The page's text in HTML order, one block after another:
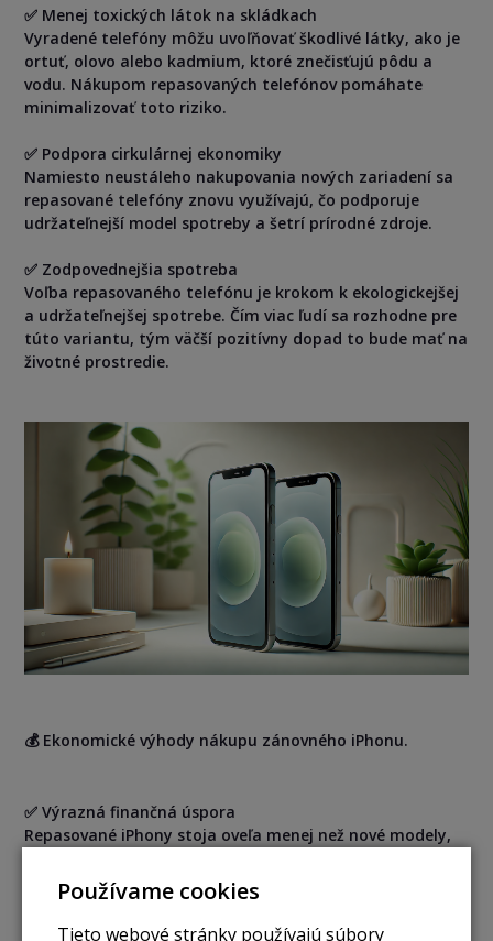
✅ Menej toxických látok na skládkach
Vyradené telefóny môžu uvoľňovať škodlivé látky, ako je
ortuť, olovo alebo kadmium, ktoré znečisťujú pôdu a
vodu. Nákupom repasovaných telefónov pomáhate
minimalizovať toto riziko.
✅ Podpora cirkulárnej ekonomiky
Namiesto neustáleho nakupovania nových zariadení sa
repasované telefóny znovu využívajú, čo podporuje
udržateľnejší model spotreby a šetrí prírodné zdroje.
✅ Zodpovednejšia spotreba
Voľba repasovaného telefónu je krokom k ekologickejšej
a udržateľnejšej spotrebe. Čím viac ľudí sa rozhodne pre
túto variantu, tým väčší pozitívny dopad to bude mať na
životné prostredie.
💰 Ekonomické výhody nákupu zánovného iPhonu.
✅ Výrazná finančná úspora
Repasované iPhony stoja oveľa menej než nové modely,
Pro 256GB môžete kúpiť na KupiPhone.sk za 599 €, čo je
podstatne menej, než jeho pôvodná cena.
Používame cookies
Tieto webové stránky používajú súbory